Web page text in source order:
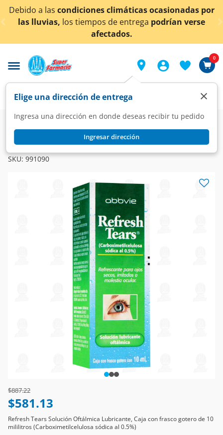
< div class="carousel-inner">
Debido a las condiciones climáticas ocasionadas por
las lluvias, los tiempos de entrega podrían verse
afectados.
Elige una dirección de entrega
Ingresa una dirección en donde deseas recibir tu pedido
Ingresar dirección
×
0
Farmacia Visual Oftalmología
Refresh Tears Solución Oftálmica, 10 ml.
SKU: 991090
Price reduced from
$887.22to
$581.13
Refresh Tears Solución Oftálmica Lubricante, Caja con frasco gotero de 10
mililitros (Carboximetilcelulosa sódica al 0.5%)